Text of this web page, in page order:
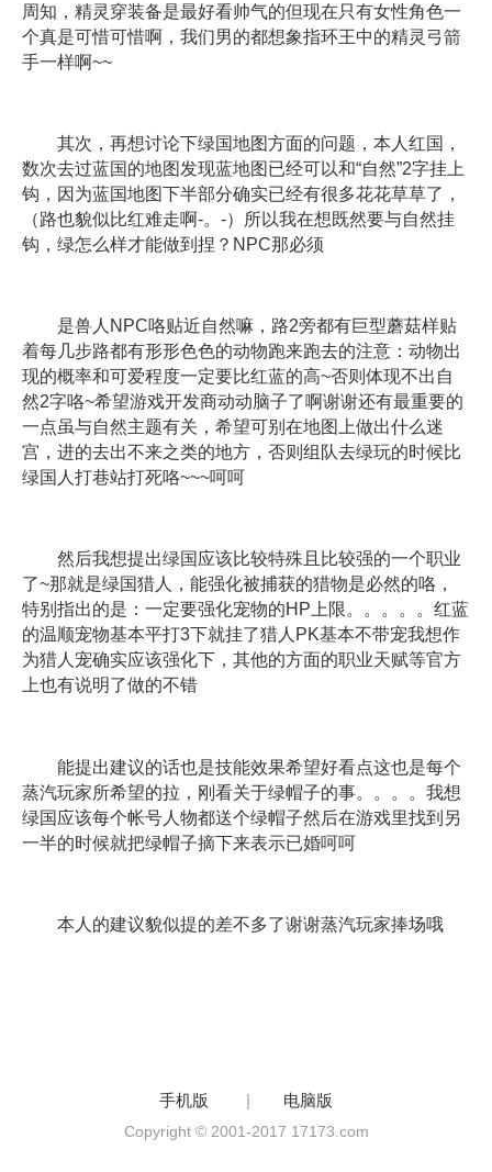
周知，精灵穿装备是最好看帅气的但现在只有女性角色一
个真是可惜可惜啊，我们男的都想象指环王中的精灵弓箭
手一样啊~~
其次，再想讨论下绿国地图方面的问题，本人红国，
数次去过蓝国的地图发现蓝地图已经可以和“自然”2字挂上
钩，因为蓝国地图下半部分确实已经有很多花花草草了，
（路也貌似比红难走啊-。-）所以我在想既然要与自然挂
钩，绿怎么样才能做到捏？NPC那必须
是兽人NPC咯贴近自然嘛，路2旁都有巨型蘑菇样贴
着每几步路都有形形色色的动物跑来跑去的注意：动物出
现的概率和可爱程度一定要比红蓝的高~否则体现不出自
然2字咯~希望游戏开发商动动脑子了啊谢谢还有最重要的
一点虽与自然主题有关，希望可别在地图上做出什么迷
宫，进的去出不来之类的地方，否则组队去绿玩的时候比
绿国人打巷站打死咯~~~呵呵
然后我想提出绿国应该比较特殊且比较强的一个职业
了~那就是绿国猎人，能强化被捕获的猎物是必然的咯，
特别指出的是：一定要强化宠物的HP上限。。。。。红蓝
的温顺宠物基本平打3下就挂了猎人PK基本不带宠我想作
为猎人宠确实应该强化下，其他的方面的职业天赋等官方
上也有说明了做的不错
能提出建议的话也是技能效果希望好看点这也是每个
蒸汽玩家所希望的拉，刚看关于绿帽子的事。。。。我想
绿国应该每个帐号人物都送个绿帽子然后在游戏里找到另
一半的时候就把绿帽子摘下来表示已婚呵呵
本人的建议貌似提的差不多了谢谢蒸汽玩家捧场哦
手机版 | 电脑版
Copyright © 2001-2017 17173.com